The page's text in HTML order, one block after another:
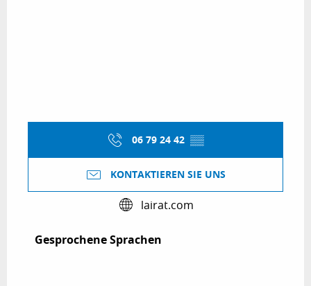
06 79 24 42 ▒▒
KONTAKTIEREN SIE UNS
lairat.com
Gesprochene Sprachen
Gesprochene Sprachen